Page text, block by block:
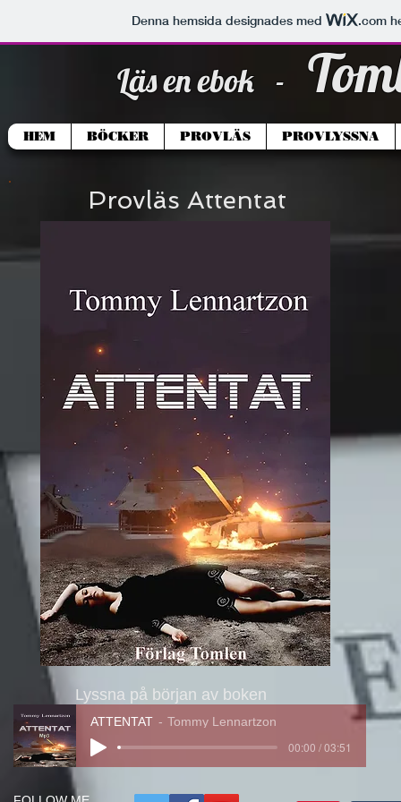
Denna hemsida designades med .com
Läs en ebok -
HEM BÖCKER PROVLÄS PROVLYSSNA
Provläs Attentat
Lyssna på början av boken
ATTENTAT Tommy Lennartzon
00:00 / 03:51